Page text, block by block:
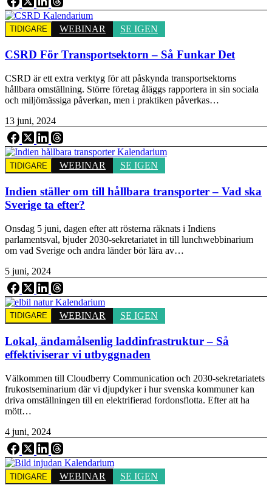
TIDIGARE WEBINAR SE IGEN
CSRD För Transportsektorn – Så Funkar Det
CSRD är ett extra verktyg för att påskynda transportsektorns
hållbara omställning. Större företag åläggs rapportera in sin sociala
och miljömässiga påverkan, men i praktiken påverkas…
13 juni, 2024
TIDIGARE WEBINAR SE IGEN
Indien ställer om till hållbara transporter – Vad ska
Sverige ta efter?
Onsdag 5 juni, dagen efter att rösterna räknats i Indiens
parlamentsval, bjuder 2030-sekretariatet in till lunchwebbinarium
om vad Sverige och andra länder bör lära av…
5 juni, 2024
TIDIGARE WEBINAR SE IGEN
Lokal, ändamålsenlig laddinfrastruktur – Så
effektiviserar vi utbyggnaden
Välkommen till Cloudberry Communication och 2030-sekretariatets
frukostseminarium där vi djupdyker i hur svenska kommuner kan
driva omställningen till en elektrifierad fordonsflotta. Efter att ha
mött…
4 juni, 2024
TIDIGARE WEBINAR SE IGEN